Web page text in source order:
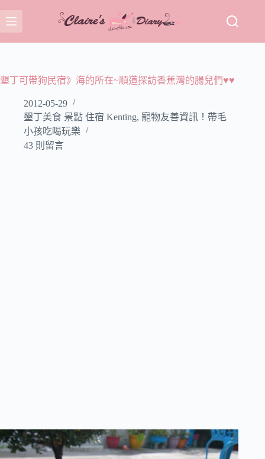
至
主
容
墾丁可帶狗民宿》海的所在~順道探訪香蕉灣的腸兒們♥♥
2012-05-29
墾丁美食 景點 住宿 Kenting, 寵物友善資訊！帶毛
小孩吃喝玩樂
43 則留言